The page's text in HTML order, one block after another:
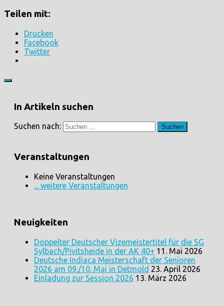
Teilen mit:
Drucken
Facebook
Twitter
In Artikeln suchen
Suchen nach:
Veranstaltungen
Keine Veranstaltungen
... weitere Veranstaltungen
Neuigkeiten
Doppelter Deutscher Vizemeistertitel für die SG
Sylbach/Pivitsheide in der AK 40+ 11. Mai 2026
Deutsche Indiaca Meisterschaft der Senioren
2026 am 09./10. Mai in Detmold 23. April 2026
Einladung zur Session 2026 13. März 2026